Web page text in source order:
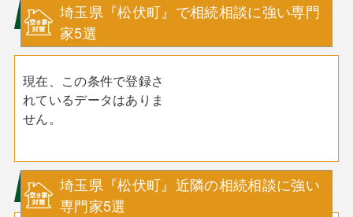
埼玉県『松伏町』で相続相談に強い専門
家5選
現在、この条件で登録さ
れているデータはありま
せん。
埼玉県『松伏町』近隣の相続相談に強い
専門家5選